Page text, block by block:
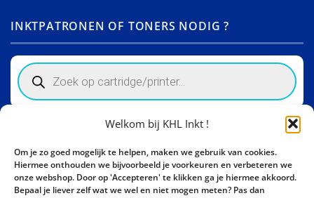
Welkom bij KHL Inkt !
Om je zo goed mogelijk te helpen, maken we gebruik van cookies.
Hiermee onthouden we bijvoorbeeld je voorkeuren en verbeteren we
onze webshop. Door op 'Accepteren' te klikken ga je hiermee akkoord.
Bepaal je liever zelf wat we wel en niet mogen meten? Pas dan
INKTPATRONEN OF TONERS NODIG ?
Products
search
Activity Invest BV - KHL, Kempische Steenweg 274
3500 Hasselt - België BE0862447190